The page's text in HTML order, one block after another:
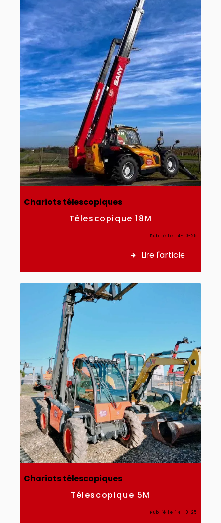
Chariots télescopiques
Télescopique 18M
Publié le 14-10-25
Lire l'article
Chariots télescopiques
Télescopique 5M
Publié le 14-10-25